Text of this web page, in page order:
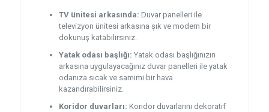
TV ünitesi arkasında: Duvar panelleri ile
televizyon ünitesi arkasına şık ve modern bir
dokunuş katabilirsiniz.
Yatak odası başlığı: Yatak odası başlığınızın
arkasına uygulayacağınız duvar panelleri ile yatak
odanıza sıcak ve samimi bir hava
kazandırabilirsiniz.
Koridor duvarları: Koridor duvarlarını dekoratif